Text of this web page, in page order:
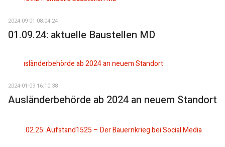
2024-09-01 08:04:24
01.09.24: aktuelle Baustellen MD
2024-01-09 16:10:38
Ausländerbehörde ab 2024 an neuem Standort